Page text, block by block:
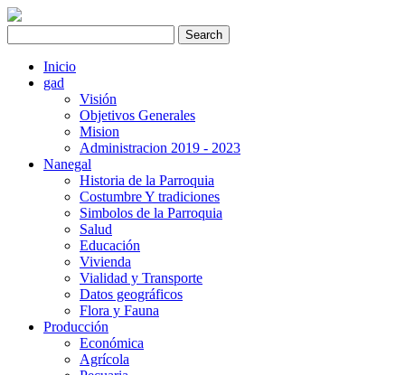
Inicio
gad
Visión
Objetivos Generales
Mision
Administracion 2019 - 2023
Nanegal
Historia de la Parroquia
Costumbre Y tradiciones
Simbolos de la Parroquia
Salud
Educación
Vivienda
Vialidad y Transporte
Datos geográficos
Flora y Fauna
Producción
Económica
Agrícola